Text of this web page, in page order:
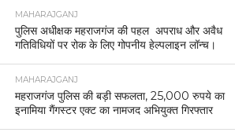
MAHARAJGANJ
पुलिस अधीक्षक महराजगंज की पहल अपराध और अवैध
गतिविधियों पर रोक के लिए गोपनीय हेल्पलाइन लॉन्च।
MAHARAJGANJ
महराजगंज पुलिस की बड़ी सफलता, 25,000 रुपये का
इनामिया गैंगस्टर एक्ट का नामजद अभियुक्त गिरफ्तार